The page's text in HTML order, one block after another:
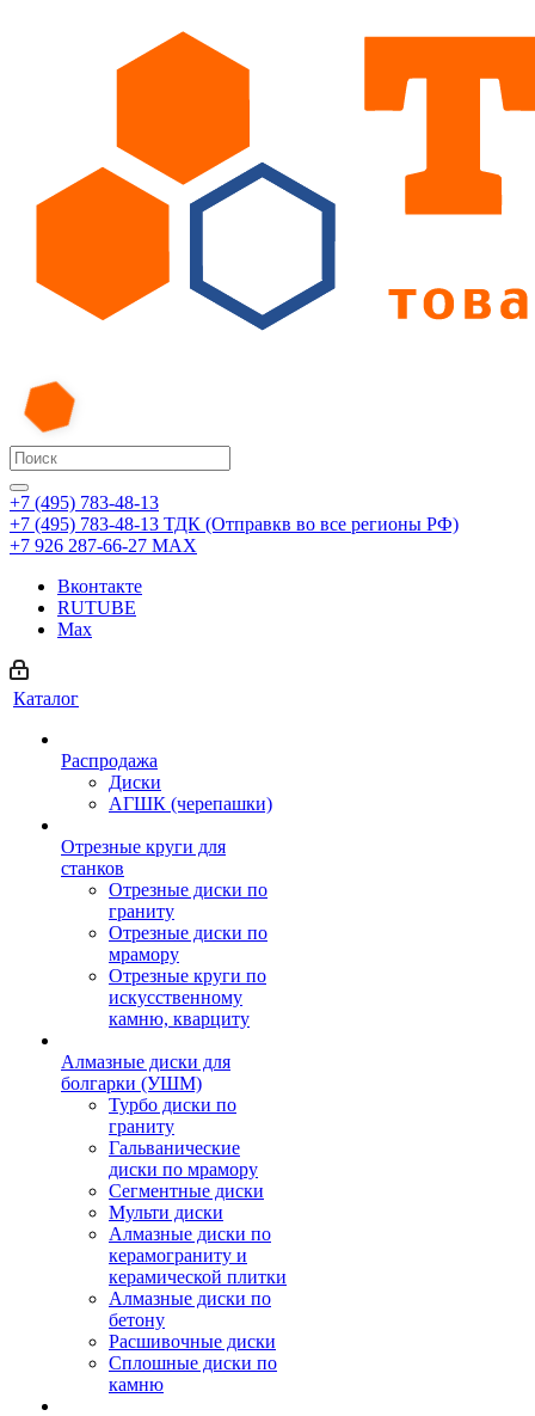
+7 (495) 783-48-13
+7 (495) 783-48-13 ТДК (Отправкв во все регионы РФ)
+7 926 287-66-27 МАХ
Вконтакте
RUTUBE
Max
Каталог
Распродажа
Диски
АГШК (черепашки)
Отрезные круги для
станков
Отрезные диски по
граниту
Отрезные диски по
мрамору
Отрезные круги по
искусственному
камню, кварциту
Алмазные диски для
болгарки (УШМ)
Турбо диски по
граниту
Гальванические
диски по мрамору
Сегментные диски
Мульти диски
Алмазные диски по
керамограниту и
керамической плитки
Алмазные диски по
бетону
Расшивочные диски
Сплошные диски по
камню